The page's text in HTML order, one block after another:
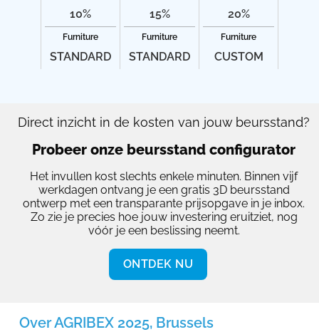
10%
Furniture
STANDARD
15%
Furniture
STANDARD
20%
Furniture
CUSTOM
Direct inzicht in de kosten van jouw beursstand?
Probeer onze beursstand configurator
Het invullen kost slechts enkele minuten. Binnen vijf
werkdagen ontvang je een gratis 3D beursstand
ontwerp met een transparante prijsopgave in je inbox.
Zo zie je precies hoe jouw investering eruitziet, nog
vóór je een beslissing neemt.
ONTDEK NU
Over AGRIBEX 2025, Brussels